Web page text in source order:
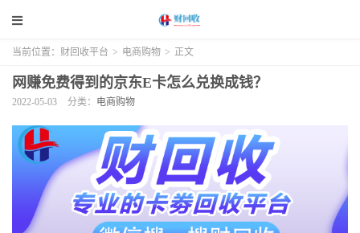
当前位置： 财回收平台 > 电商购物 > 正文
网赚免费得到的京东E卡怎么兑换成钱？
2022-05-03 分类： 电商购物